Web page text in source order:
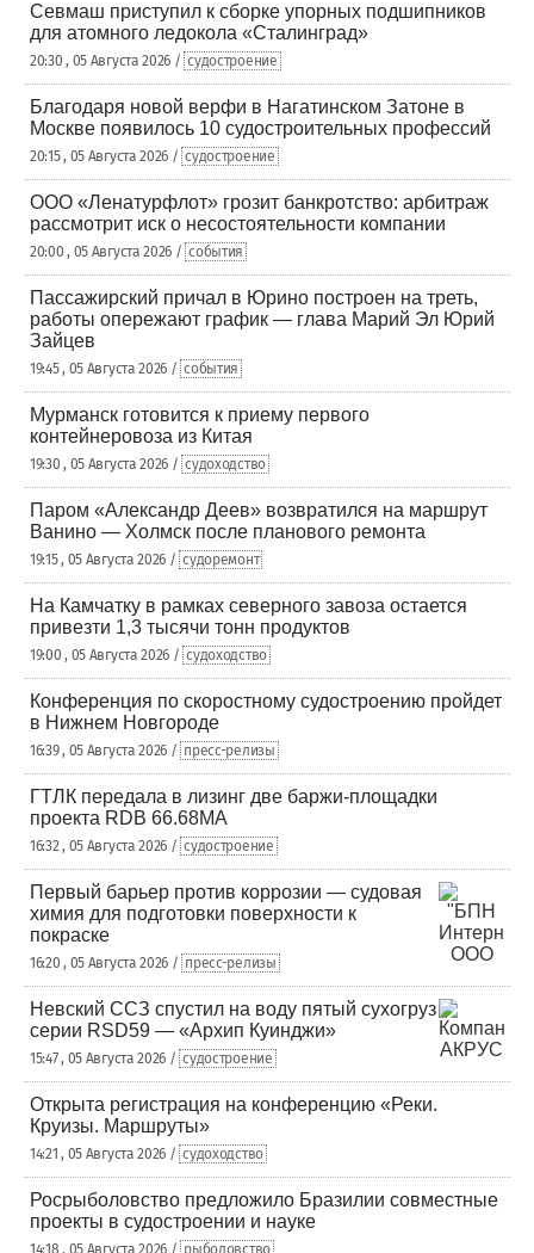
Севмаш приступил к сборке упорных подшипников
для атомного ледокола «Сталинград»
20:30 , 05 Августа 2026 / судостроение
Благодаря новой верфи в Нагатинском Затоне в
Москве появилось 10 судостроительных профессий
20:15 , 05 Августа 2026 / судостроение
ООО «Ленатурфлот» грозит банкротство: арбитраж
рассмотрит иск о несостоятельности компании
20:00 , 05 Августа 2026 / события
Пассажирский причал в Юрино построен на треть,
работы опережают график — глава Марий Эл Юрий
Зайцев
19:45 , 05 Августа 2026 / события
Мурманск готовится к приему первого
контейнеровоза из Китая
19:30 , 05 Августа 2026 / судоходство
Паром «Александр Деев» возвратился на маршрут
Ванино — Холмск после планового ремонта
19:15 , 05 Августа 2026 / судоремонт
На Камчатку в рамках северного завоза остается
привезти 1,3 тысячи тонн продуктов
19:00 , 05 Августа 2026 / судоходство
Конференция по скоростному судостроению пройдет
в Нижнем Новгороде
16:39 , 05 Августа 2026 / пресс-релизы
ГТЛК передала в лизинг две баржи-площадки
проекта RDB 66.68МА
16:32 , 05 Августа 2026 / судостроение
Первый барьер против коррозии — судовая
химия для подготовки поверхности к
покраске
16:20 , 05 Августа 2026 / пресс-релизы
Невский ССЗ спустил на воду пятый сухогруз
серии RSD59 — «Архип Куинджи»
15:47 , 05 Августа 2026 / судостроение
Открыта регистрация на конференцию «Реки.
Круизы. Маршруты»
14:21 , 05 Августа 2026 / судоходство
Росрыболовство предложило Бразилии совместные
проекты в судостроении и науке
14:18 , 05 Августа 2026 / рыболовство